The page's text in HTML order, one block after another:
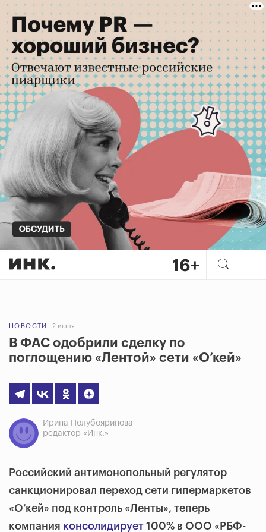
НОВОСТИ 2 июня
В ФАС одобрили сделку по
поглощению «Лентой» сети «О’кей»
Ирина Полубояринова
редактор «Инк.»
Российский антимонопольный регулятор
санкционировал переход сети гипермаркетов
«О’кей» под контроль «Ленты», теперь
компания консолидирует 100% в ООО «РБФ-